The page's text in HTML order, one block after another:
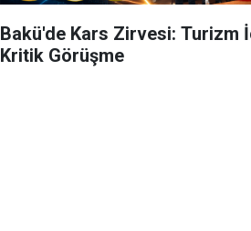
Bakü'de Kars Zirvesi: Turizm
Kritik Görüşme